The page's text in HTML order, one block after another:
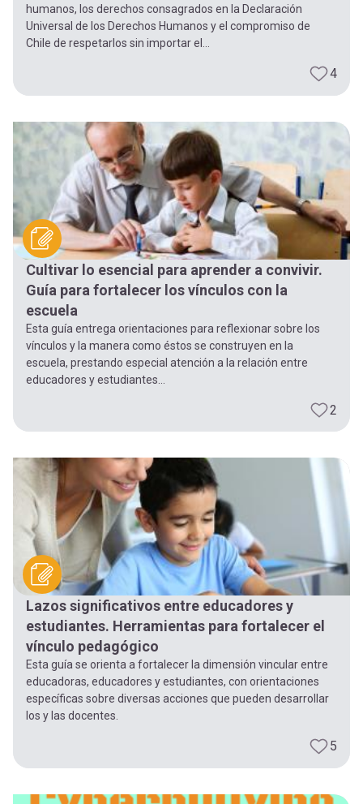
humanos, los derechos consagrados en la Declaración
Universal de los Derechos Humanos y el compromiso de
Chile de respetarlos sin importar el...
4
Cultivar lo esencial para aprender a convivir.
Guía para fortalecer los vínculos con la
escuela
Esta guía entrega orientaciones para reflexionar sobre los
vínculos y la manera como éstos se construyen en la
escuela, prestando especial atención a la relación entre
educadores y estudiantes...
2
Lazos significativos entre educadores y
estudiantes. Herramientas para fortalecer el
vínculo pedagógico
Esta guía se orienta a fortalecer la dimensión vincular entre
educadoras, educadores y estudiantes, con orientaciones
específicas sobre diversas acciones que pueden desarrollar
los y las docentes.
5